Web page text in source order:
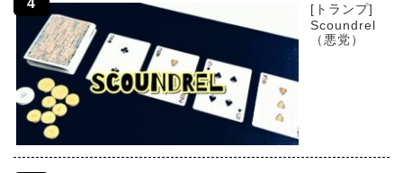
[トランプ]
Scoundrel
（悪党）